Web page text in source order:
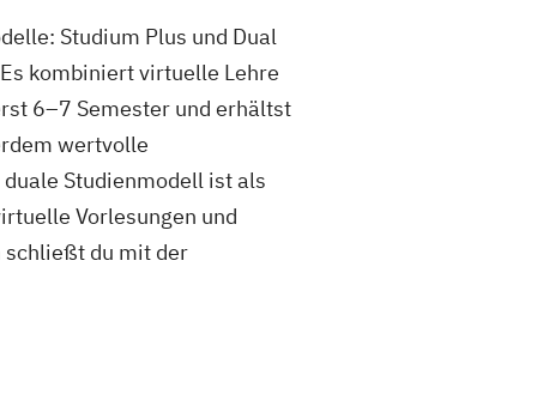
Studium Plus und Dual
kombiniert virtuelle Lehre
6–7 Semester und erhältst
wertvolle
Studienmodell ist als
Vorlesungen und
schließt du mit der